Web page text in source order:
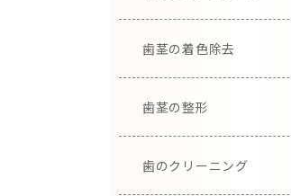
歯茎の着色除去
歯茎の整形
歯のクリーニング